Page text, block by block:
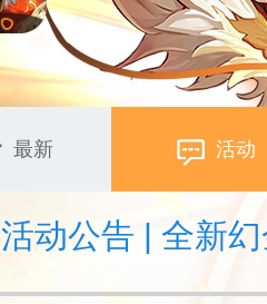
最新 活动
活动公告 | 全新